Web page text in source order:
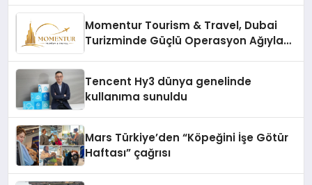
Momentur Tourism & Travel, Dubai
Turizminde Güçlü Operasyon Ağıyla
Tencent Hy3 dünya genelinde
kullanıma sunuldu
Mars Türkiye’den “Köpeğini İşe Götür
Haftası” çağrısı